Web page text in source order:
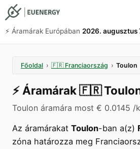
⚡️ Áramárak Európában 2026. augusztus
Főoldal › 🇫🇷 Franciaország › Toulon
⚡️ Áramárak🇫🇷
Toulon áramára most € 0.0145 /
Az áramárakat Toulon-ban a(z)
zóna határozza meg